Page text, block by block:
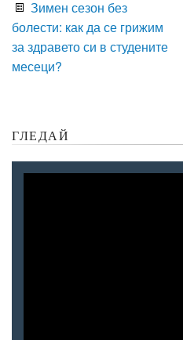
Зимен сезон без
болести: как да се грижим
за здравето си в студените
месеци?
ГЛЕДАЙ